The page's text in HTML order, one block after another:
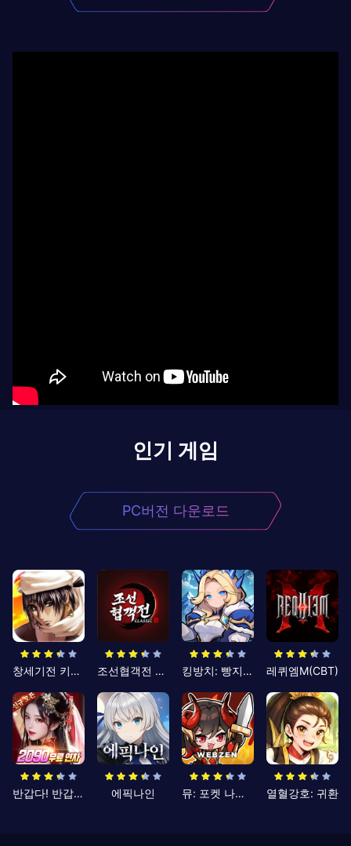
인기 게임
PC버전 다운로드
창세기전 키우기 조선협객전 클래식 킹방치: 빵지의 제왕 레퀴엠M(CBT)
반갑다! 반갑삼국지 에픽나인 뮤: 포켓 나이츠 열혈강호: 귀환